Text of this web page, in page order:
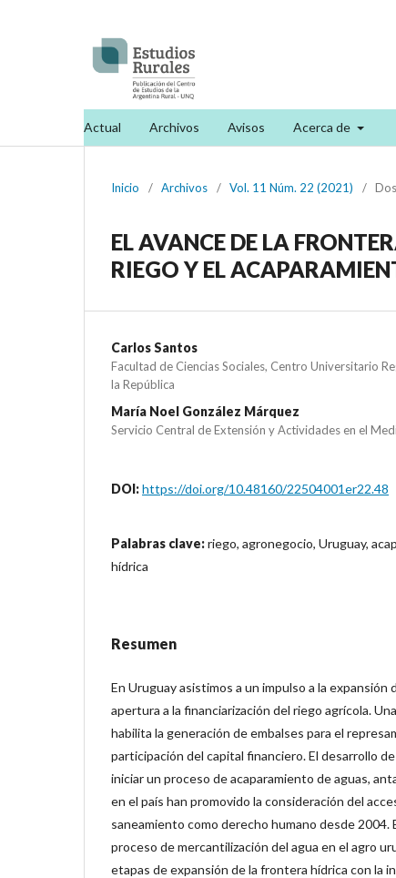
Actual Archivos Avisos Acerca de
Inicio / Archivos / Vol. 11 Núm. 22 (2021) /
EL AVANCE DE LA
RIEGO Y EL
Carlos Santos
Facultad de Ciencias Sociales, Centro Universitario
la República
María Noel González Márquez
Servicio Central de Extensión y Actividades en el
DOI:https://doi.org/10.48160/22504001er22.48
Palabras clave:riego, agronegocio, Uruguay,
hídrica
Resumen
En Uruguay asistimos a un impulso a la expansión
apertura a la financiarización del riego agrícola.
habilita la generación de embalses para el
participación del capital financiero. El desarrollo
iniciar un proceso de acaparamiento de aguas,
en el país han promovido la consideración del
saneamiento como derecho humano desde 2004.
proceso de mercantilización del agua en el agro
etapas de expansión de la frontera hídrica con la